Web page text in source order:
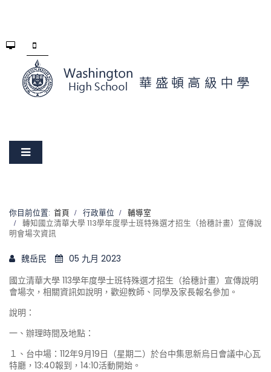
你目前位置: 首頁 行政單位
輔導室
轉知國立清華大學 113學年度學士班特殊選才招生（拾穗計畫）宣傳說
明會場次資訊
魏岳民
05 九月 2023
國立清華大學 113學年度學士班特殊選才招生（拾穗計畫）宣傳說明
會場次，相關資訊如說明，歡迎教師、同學及家長報名參加。
說明：
一、辦理時間及地點：
１、台中場：112年9月19日（星期二）於台中集思新烏日會議中心瓦
特廳，13:40報到，14:10活動開始。